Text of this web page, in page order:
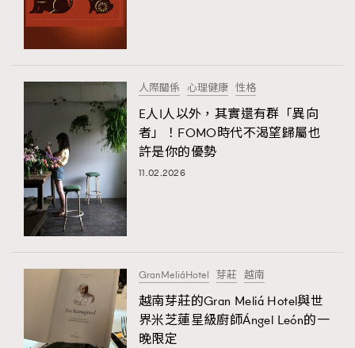
人際關係 心理健康 性格
E人I人以外，其實還有群「異向
者」！FOMO時代不渴望歸屬也
許是你的優勢
11.02.2026
GranMeliáHotel 芽莊 越南
越南芽莊的Gran Meliá Hotel與世
界米芝蓮星級廚師Ángel León的一
晚限定